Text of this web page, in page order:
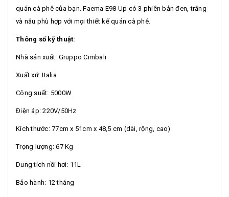
quán cà phê của bạn. Faema E98 Up có 3 phiên bản đen, trắng
và nâu phù hợp với mọi thiết kế quán cà phê.
Thông số kỹ thuật:
Nhà sản xuất: Gruppo Cimbali
Xuất xứ: Italia
Công suất: 5000W
Điện áp: 220V/50Hz
Kích thước: 77cm x 51cm x 48,5 cm (dài, rộng, cao)
Trọng lượng: 67 Kg
Dung tích nồi hơi: 11L
Bảo hành: 12 tháng